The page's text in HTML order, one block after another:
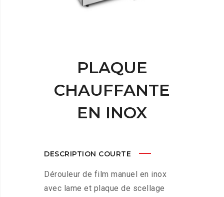
PLAQUE
CHAUFFANTE
EN INOX
DESCRIPTION COURTE
Dérouleur de film manuel en inox
avec lame et plaque de scellage